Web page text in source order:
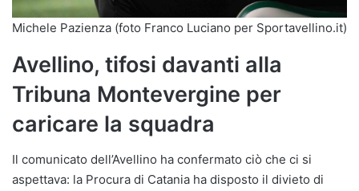
Michele Pazienza (foto Franco Luciano per Sportavellino.it)
Avellino, tifosi davanti alla
Tribuna Montevergine per
caricare la squadra
Il comunicato dell’Avellino ha confermato ciò che ci si
aspettava: la Procura di Catania ha disposto il divieto di